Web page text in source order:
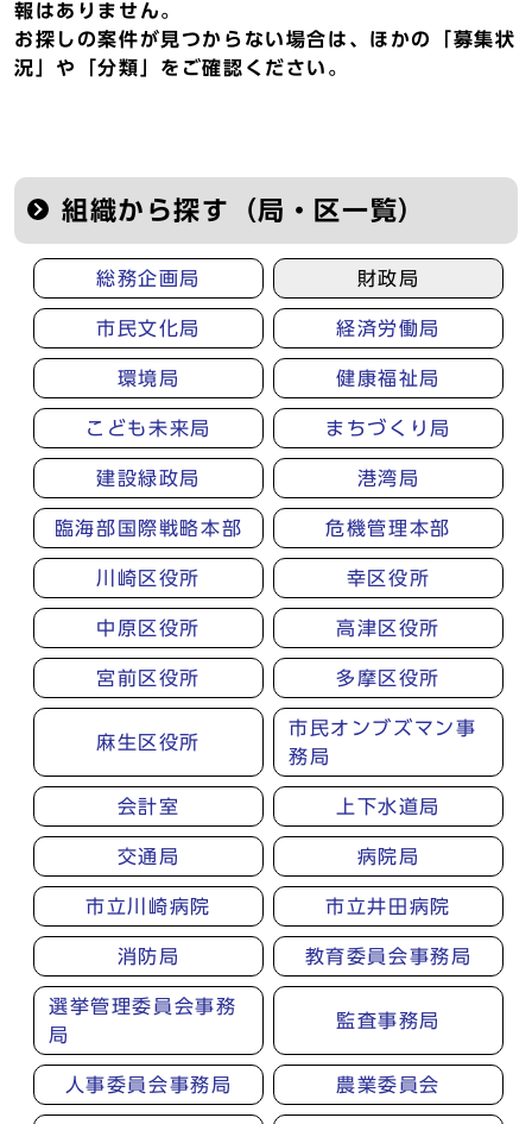
報はありません。
お探しの案件が見つからない場合は、ほかの「募集状
況」や「分類」をご確認ください。
組織から探す（局・区一覧）
総務企画局 財政局
市民文化局 経済労働局
環境局 健康福祉局
こども未来局 まちづくり局
建設緑政局 港湾局
臨海部国際戦略本部 危機管理本部
川崎区役所 幸区役所
中原区役所 高津区役所
宮前区役所 多摩区役所
麻生区役所
市民オンブズマン事
務局
会計室 上下水道局
交通局 病院局
市立川崎病院 市立井田病院
消防局 教育委員会事務局
選挙管理委員会事務
局
監査事務局
人事委員会事務局 農業委員会